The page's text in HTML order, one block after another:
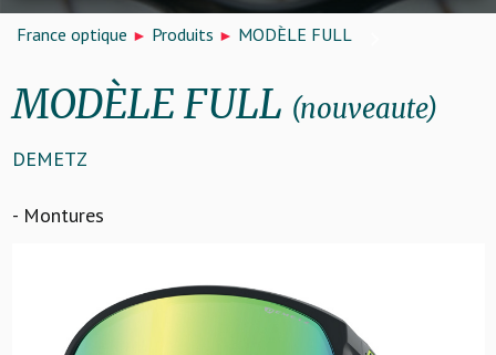
France optique Produits MODÈLE FULL
MODÈLE FULL (nouveaute)
DEMETZ
- Montures